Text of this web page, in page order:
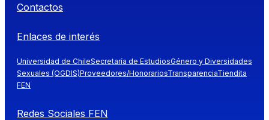
Contactos
Enlaces de interés
Universidad de ChileSecretaría de EstudiosGénero y Diversidades
Sexuales (OGDIS)Proveedores/HonorariosTransparenciaTiendita
FEN
Redes Sociales FEN